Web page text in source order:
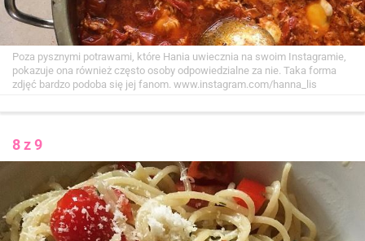
Poza pysznymi potrawami, które Hania uwiecznia na swoim Instagramie,
pokazuje ona również często osoby odpowiedzialne za nie. Taka forma
zdjęć bardzo podoba się jej fanom. www.instagram.com/hanna_lis
8 z 9